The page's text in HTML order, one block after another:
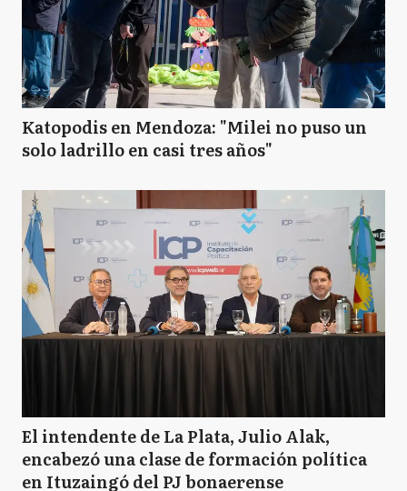
Katopodis en Mendoza: "Milei no puso un
solo ladrillo en casi tres años"
El intendente de La Plata, Julio Alak,
encabezó una clase de formación política
en Ituzaingó del PJ bonaerense